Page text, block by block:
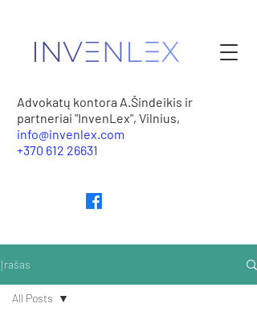
Advokatų kontora A.Šindeikis ir
partneriai "InvenLex", Vilnius,
info@invenlex.com
+370 612 26631
Įrašas
All Posts